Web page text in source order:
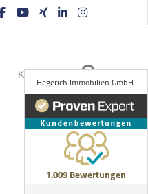
Kontakt